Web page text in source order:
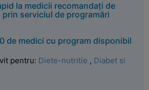
la medicii recomandați de
serviciul de programări
de medici cu program disponibil
pentru: Diete-nutritie , Diabet si